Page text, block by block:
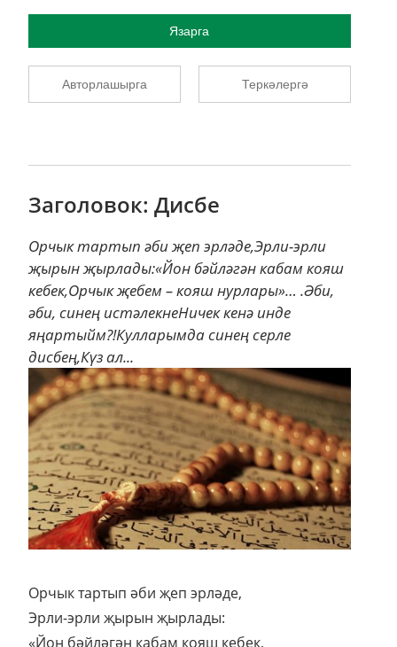
Язарга
Авторлашырга Теркәлергә
Заголовок: Дисбе
Орчык тартып әби җеп эрләде,Эрли-эрли
җырын җырлады:«Йон бәйләгән кабам кояш
кебек,Орчык җебем – кояш нурлары»… .Әби,
әби, синең истәлекнеНичек кенә инде
яңартыйм?!Кулларымда синең серле
дисбең,Күз ал...
Орчык тартып әби җеп эрләде,
Эрли-эрли җырын җырлады:
«Йон бәйләгән кабам кояш кебек,